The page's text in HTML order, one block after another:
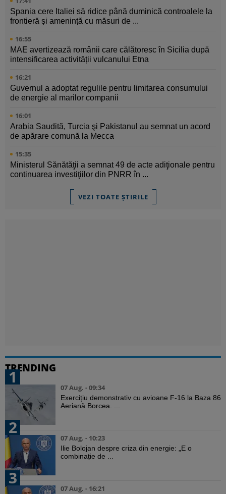
Spania cere Italiei să ridice până duminică controalele la
frontieră și amenință cu măsuri de ...
16:55
MAE avertizează românii care călătoresc în Sicilia după
intensificarea activității vulcanului Etna
16:21
Guvernul a adoptat regulile pentru limitarea consumului
de energie al marilor companii
16:01
Arabia Saudită, Turcia şi Pakistanul au semnat un acord
de apărare comună la Mecca
15:35
Ministerul Sănătăţii a semnat 49 de acte adiţionale pentru
continuarea investiţiilor din PNRR în ...
VEZI TOATE ȘTIRILE
TRENDING
1
07 Aug. - 09:34
Exercițiu demonstrativ cu avioane F-16 la Baza 86
Aeriană Borcea. ...
2
07 Aug. - 10:23
Ilie Bolojan despre criza din energie: „E o
combinație de ...
3
07 Aug. - 16:21